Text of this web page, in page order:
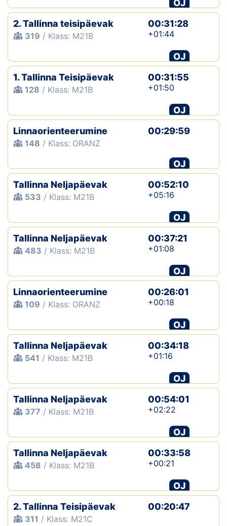
OJ
2. Tallinna teisipäevak
319 / Klass: M21B
00:31:28
+01:44
OJ
1. Tallinna Teisipäevak
128 / Klass: M21B
00:31:55
+01:50
OJ
Linnaorienteerumine
148 / Klass: ORANZ
00:29:59
OJ
Tallinna Neljapäevak
533 / Klass: M21B
00:52:10
+05:16
OJ
Tallinna Neljapäevak
483 / Klass: M21B
00:37:21
+01:08
OJ
Linnaorienteerumine
109 / Klass: ORANZ
00:26:01
+00:18
OJ
Tallinna Neljapäevak
541 / Klass: M21B
00:34:18
+01:16
OJ
Tallinna Neljapäevak
377 / Klass: M21B
00:54:01
+02:22
OJ
Tallinna Neljapäevak
458 / Klass: M21B
00:33:58
+00:21
OJ
2. Tallinna Teisipäevak
311 / Klass: M21C
00:20:47